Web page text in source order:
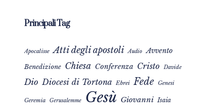
Principali Tag
Apocalisse Atti degli apostoli Audio Avvento
Benedizione Chiesa Conferenza Cristo Davide
Dio Diocesi di Tortona Ebrei Fede Genesi
Geremia Gerusalemme Gesù Giovanni Isaia